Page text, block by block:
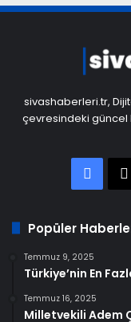
sivashaberleri.tr,
çevresindeki güncel
X
Popüler
Temmuz 9, 2025
Türkiye’nin En
Temmuz 16, 2025
Milletvekili Adem